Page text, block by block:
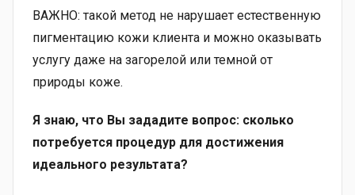
ВАЖНО: такой метод не нарушает естественную
пигментацию кожи клиента и можно оказывать
услугу даже на загорелой или темной от
природы коже.
Я знаю, что Вы зададите вопрос: сколько
потребуется процедур для достижения
идеального результата?